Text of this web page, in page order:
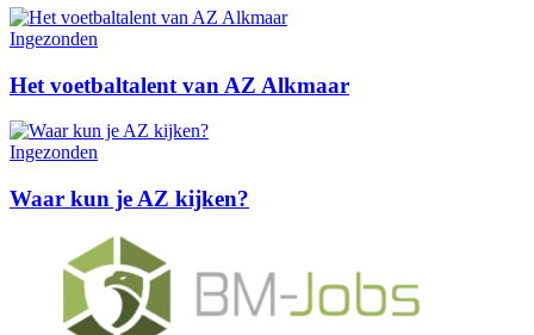
Ingezonden
Het voetbaltalent van AZ Alkmaar
Ingezonden
Waar kun je AZ kijken?